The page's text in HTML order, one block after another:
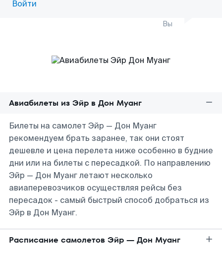
Войти
Вы
Авиабилеты из Эйр в Дон Муанг
Билеты на самолет Эйр — Дон Муанг
рекомендуем брать заранее, так они стоят
дешевле и цена перелета ниже особенно в будние
дни или на билеты с пересадкой. По направлению
Эйр — Дон Муанг летают несколько
авиаперевозчиков осуществляя рейсы без
пересадок - самый быстрый способ добраться из
Эйр в Дон Муанг.
Расписание самолетов Эйр — Дон Муанг